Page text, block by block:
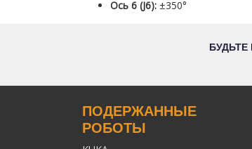
Ось 6 (J6): ±350°
ПОДЕРЖАННЫЕ
РОБОТЫ